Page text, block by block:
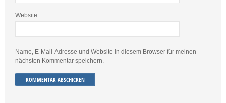
Website
Name, E-Mail-Adresse und Website in diesem Browser für meinen
nächsten Kommentar speichern.